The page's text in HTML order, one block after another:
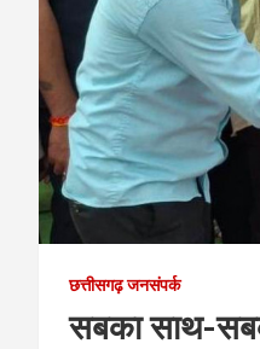
छत्तीसगढ़ जनसंपर्क
सबका साथ-